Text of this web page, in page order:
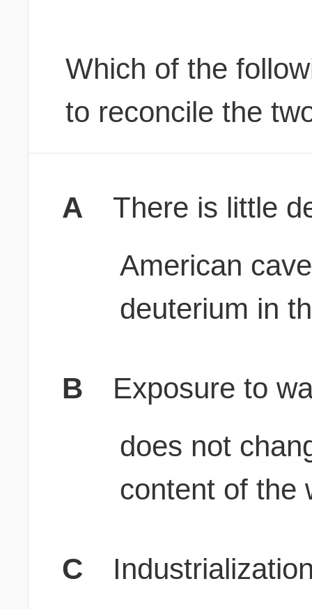
Which of the
to reconcile the
A
There is little
American
deuterium in
B
Exposure to
does not
content of the
C